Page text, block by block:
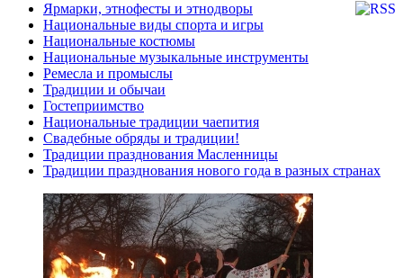
Ярмарки, этнофесты и этнодворы
Национальные виды спорта и игры
Национальные костюмы
Национальные музыкальные инструменты
Ремесла и промыслы
Традиции и обычаи
Гостеприимство
Национальные традиции чаепития
Свадебные обряды и традиции!
Традиции празднования Масленницы
Традиции празднования нового года в разных странах